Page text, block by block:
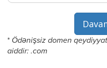
* Ödənişsiz domen
aiddir: .com